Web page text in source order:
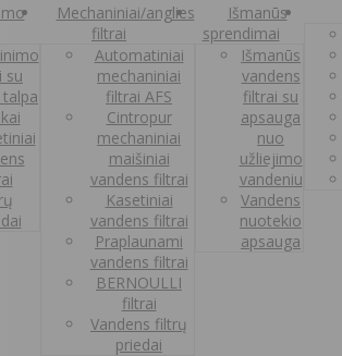
su
Mechaniniai/anglies
filtrai
Automatiniai
mechaniniai
filtrai AFS
Cintropur
mechaniniai
maišiniai
vandens filtrai
Kasetiniai
vandens filtrai
Praplaunami
vandens filtrai
BERNOULLI
filtrai
Vandens filtrų
priedai
Išmanūs
sprendimai
Išmanūs
vandens
filtrai su
apsauga
nuo
užliejimo
vandeniu
Vandens
nuotekio
apsauga